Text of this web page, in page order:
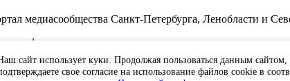
медиасообщества Санкт-Петербурга, Ленобласти и
конфиденциальности.
ЭЛ №ФС77-91046, выданное 10.03.2026
сайт использует куки. Продолжая пользоваться данным
свое согласие на использование файлов cookie в